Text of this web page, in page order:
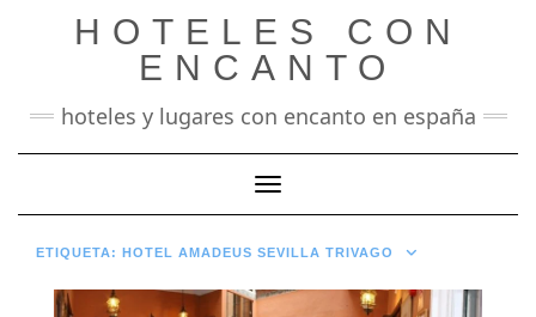
HOTELES CON
ENCANTO
hoteles y lugares con encanto en españa
Cambiar modo de navegación
ETIQUETA: HOTEL AMADEUS SEVILLA TRIVAGO